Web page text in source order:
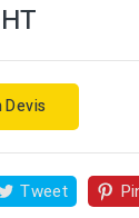
HT
Devis
Tweet